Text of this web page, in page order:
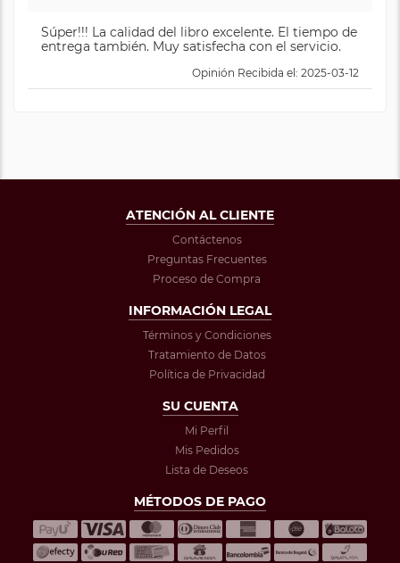
Súper!!! La calidad del libro excelente. El tiempo de
entrega también. Muy satisfecha con el servicio.
Opinión Recibida el: 2025-03-12
ATENCIÓN AL CLIENTE
Contáctenos
Preguntas Frecuentes
Proceso de Compra
INFORMACIÓN LEGAL
Términos y Condiciones
Tratamiento de Datos
Política de Privacidad
SU CUENTA
Mi Perfil
Mis Pedidos
Lista de Deseos
MÉTODOS DE PAGO